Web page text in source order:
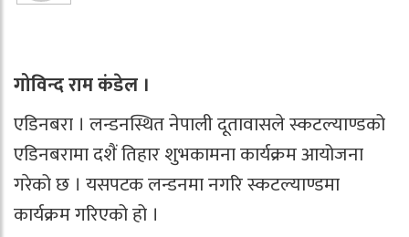
गोविन्द राम कंडेल ।
एडिनबरा । लन्डनस्थित नेपाली दूतावासले स्कटल्याण्डको
एडिनबरामा दशैं तिहार शुभकामना कार्यक्रम आयोजना
गरेको छ । यसपटक लन्डनमा नगरि स्कटल्याण्डमा
कार्यक्रम गरिएको हो ।